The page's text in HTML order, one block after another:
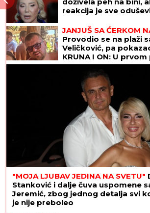
reakcija je sve
JANJUŠ SA ĆERKOM
Provodio se na plaži
Veličković, pa
KRUNA I ON: U
koju je posvetio
"MOJA LJUBAV JEDINA NA SVETU"
Stanković i dalje čuva uspomene
Jeremić, zbog jednog detalja svi
je nije preboleo